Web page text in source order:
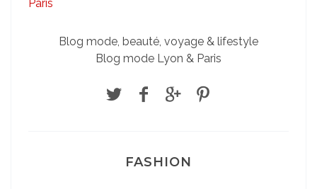
Blog mode, beauté, voyage & lifestyle
Blog mode Lyon & Paris
FASHION